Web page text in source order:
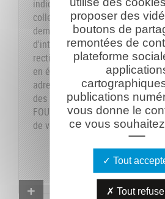
indiquons sur le formulaire les
collecte est obligatoire pour
demande. Vous disposez de vos
d'interrogation, accès,
rectification et suppression que
en écrivant au responsable du
adressant à la Caverne du
des Dames - RD 18 CD - 02160
FOULON et en joignant à votre
de votre pièce d'identité.En
Proposer un combattant
proposer des
boutons de
remontées de
plateforme
publications
vous donne le
ce vous
Tout
Tout